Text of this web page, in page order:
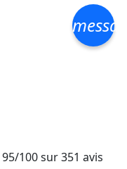
95/100sur351 avis